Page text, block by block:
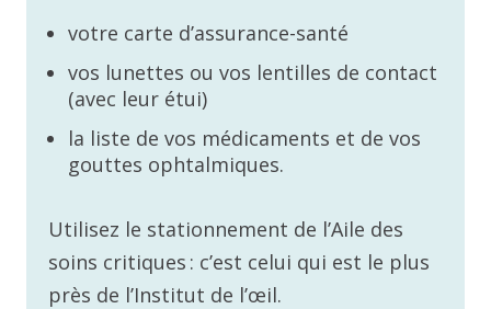
votre carte d’assurance-santé
vos lunettes ou vos lentilles de contact
(avec leur étui)
la liste de vos médicaments et de vos
gouttes ophtalmiques.
Utilisez le stationnement de l’Aile des
soins critiques : c’est celui qui est le plus
près de l’Institut de l’œil.